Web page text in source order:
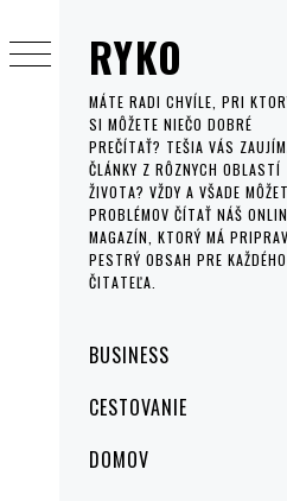
RYKO
MÁTE RADI CHVÍLE, PRI
SI MÔŽETE NIEČO DOBRÉ
PREČÍTAŤ? TEŠIA VÁS
ČLÁNKY Z RÔZNYCH OBLASTÍ
ŽIVOTA? VŽDY A VŠADE
PROBLÉMOV ČÍTAŤ NÁŠ
MAGAZÍN, KTORÝ MÁ
PESTRÝ OBSAH PRE KAŽDÉHO
ČITATEĽA.
MenuBUSINESS
CESTOVANIE
DOMOV
to
content